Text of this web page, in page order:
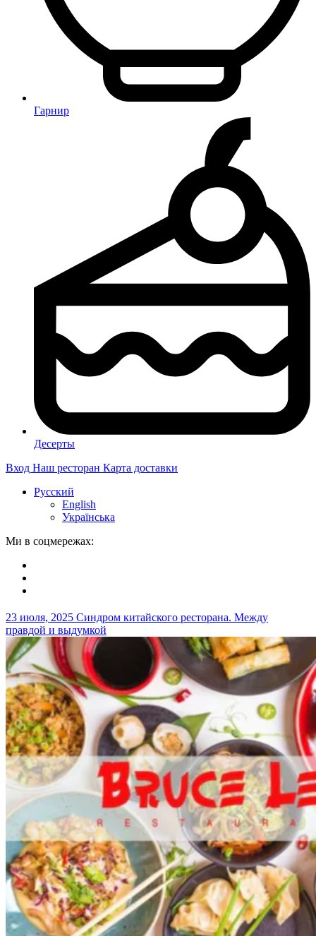
Гарнир
Десерты
Вход Наш ресторан Карта доставки
Русский
English
Українська
Ми в соцмережах:
23 июля, 2025 Синдром китайского ресторана. Между
правдой и выдумкой